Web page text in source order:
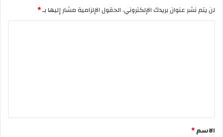
لن يتم نشر عنوان بريدك الإلكتروني.الحقول الإلزامية مشار إليها بـ*
الاسم*